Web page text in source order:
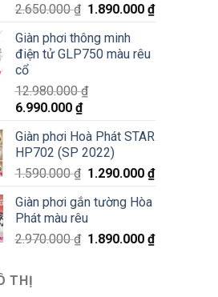
2.650.000₫ 1.890.000₫
Giàn phơi thông minh
điện tử GLP750 màu rêu
cổ
12.980.000₫
6.990.000 ₫
Giàn phơi Hoà Phát STAR
HP702 (SP 2022)
1.590.000₫ 1.290.000₫
Giàn phơi gắn tường Hòa
Phát màu rêu
2.970.000₫ 1.890.000₫
THỊ